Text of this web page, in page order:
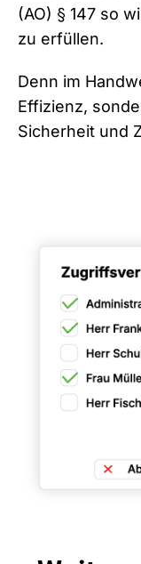
(AO) § 147 so
zu erfüllen.
Denn im
Effizienz,
Sicherheit und